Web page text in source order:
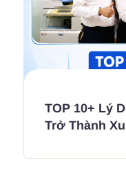
TOP 10+ Lý
Trở Thành